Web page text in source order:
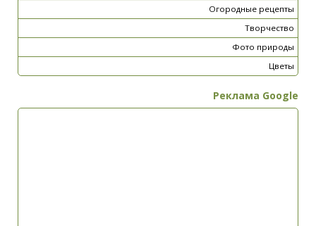
Огородные рецепты
Творчество
Фото природы
Цветы
Реклама Google